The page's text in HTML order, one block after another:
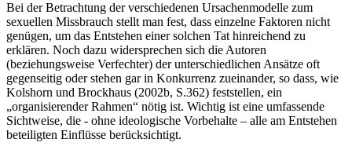
Bei der Betrachtung der verschiedenen Ursachenmodelle zum
sexuellen Missbrauch stellt man fest, dass einzelne Faktoren nicht
genügen, um das Entstehen einer solchen Tat hinreichend zu
erklären. Noch dazu widersprechen sich die Autoren
(beziehungsweise Verfechter) der unterschiedlichen Ansätze oft
gegenseitig oder stehen gar in Konkurrenz zueinander, so dass, wie
Kolshorn und Brockhaus (2002b, S.362) feststellen, ein
„organisierender Rahmen“ nötig ist. Wichtig ist eine umfassende
Sichtweise, die - ohne ideologische Vorbehalte – alle am Entstehen
beteiligten Einflüsse berücksichtigt.